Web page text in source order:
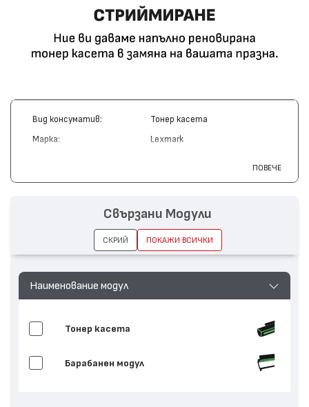
Вид консуматив: Тонер касета
Марка: Lexmark
Съвместими устройства: X340, X342
ПОВЕЧЕ
Наименование модул
Тонер касета
Барабанен модул
Свързани Модули
СКРИЙ ПОКАЖИ ВСИЧКИ